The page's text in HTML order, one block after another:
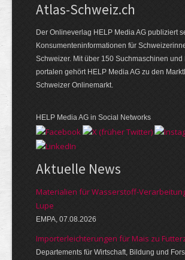
Atlas-Schweiz.ch
Der Onlineverlag HELP Media AG publiziert
Konsumenten­infor­mationen für
Schweizer. Mit über 150 Such­ma­schinen
portalen gehört HELP Media AG zu den
Schweizer Onlinemarkt.
HELP Media AG in Social Networks
Aktuelle News
Materialien für Wasserstoff-
Lupe
EMPA, 07.08.2026
Importerleichterungen für Mais zu
Departements für Wirtschaft, Bildung und